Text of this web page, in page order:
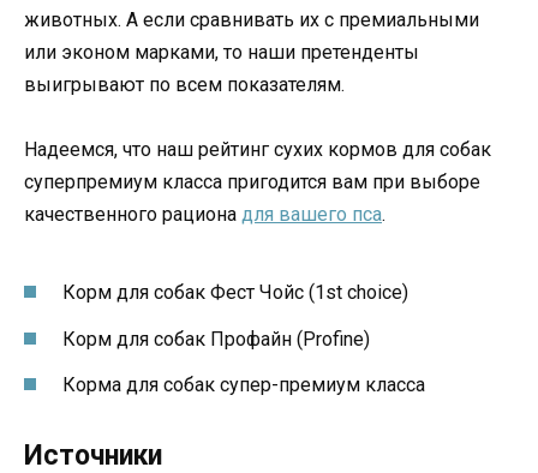
животных. А если сравнивать их с премиальными
или эконом марками, то наши претенденты
выигрывают по всем показателям.
Надеемся, что наш рейтинг сухих кормов для собак
суперпремиум класса пригодится вам при выборе
качественного рациона для вашего пса.
Корм для собак Фест Чойс (1st choice)
Корм для собак Профайн (Profine)
Корма для собак супер-премиум класса
Источники